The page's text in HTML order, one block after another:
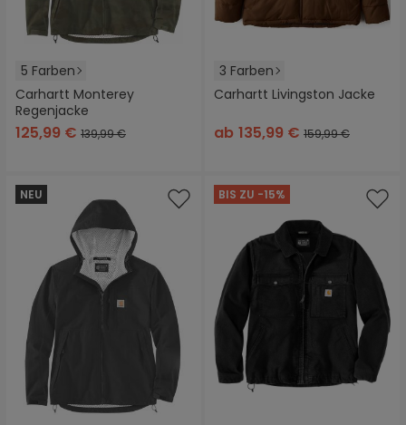
5 Farben
Carhartt Monterey
Regenjacke
125,99 € 139,99 €
3 Farben
Carhartt Livingston Jacke
ab 135,99 € 159,99 €
NEU BIS ZU -15%